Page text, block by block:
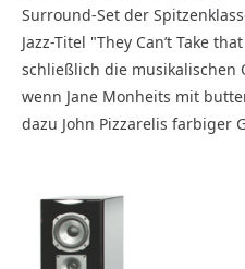
Surround-Set der
Jazz-Titel "They Can’t Take
schließlich die musikalischen
wenn Jane Monheits mit
dazu John Pizzarelis farbiger